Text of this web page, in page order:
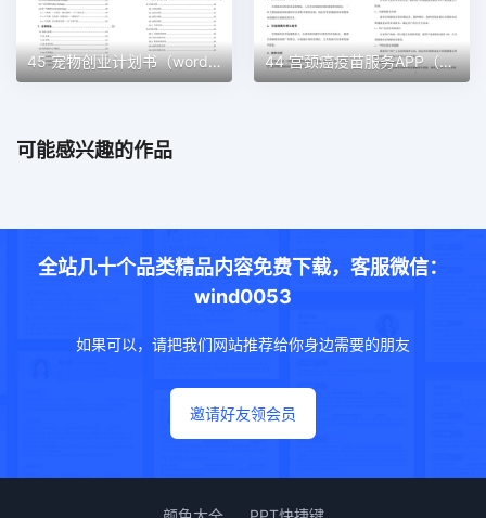
45 宠物创业计划书（word＋ppt配套）创业计划书word模板 44 宫颈癌疫苗服务APP（word＋ppt配套）创业计划书word模板
可能感兴趣的作品
全站几十个品类精品内容免费下载，客服微信：
wind0053
如果可以，请把我们网站推荐给你身边需要的朋友
邀请好友领会员